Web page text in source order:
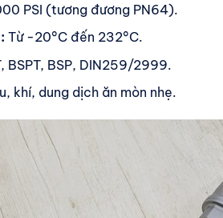
PSI (tương đương PN64).
Từ -20°C đến 232°C.
BSPT, BSP, DIN259/2999.
khí, dung dịch ăn mòn nhẹ.